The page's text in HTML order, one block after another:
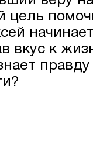
цель
вкус к